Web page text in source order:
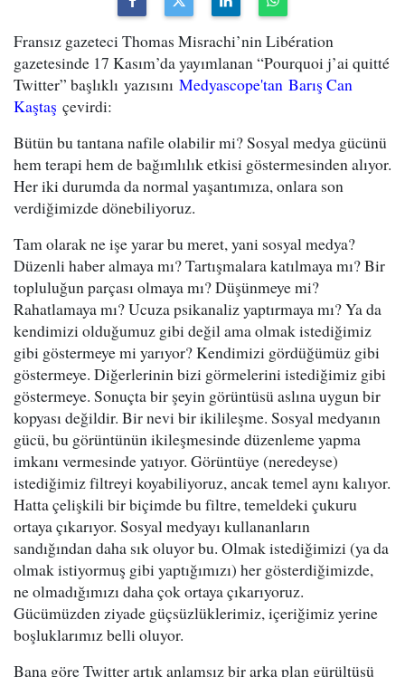
Fransız gazeteci Thomas Misrachi’nin Libération
gazetesinde 17 Kasım’da yayımlanan “Pourquoi j’ai quitté
Twitter” başlıklı yazısını Medyascope'tan Barış Can
Kaştaş çevirdi:
Bütün bu tantana nafile olabilir mi? Sosyal medya gücünü
hem terapi hem de bağımlılık etkisi göstermesinden alıyor.
Her iki durumda da normal yaşantımıza, onlara son
verdiğimizde dönebiliyoruz.
Tam olarak ne işe yarar bu meret, yani sosyal medya?
Düzenli haber almaya mı? Tartışmalara katılmaya mı? Bir
topluluğun parçası olmaya mı? Düşünmeye mi?
Rahatlamaya mı? Ucuza psikanaliz yaptırmaya mı? Ya da
kendimizi olduğumuz gibi değil ama olmak istediğimiz
gibi göstermeye mi yarıyor? Kendimizi gördüğümüz gibi
göstermeye. Diğerlerinin bizi görmelerini istediğimiz gibi
göstermeye. Sonuçta bir şeyin görüntüsü aslına uygun bir
kopyası değildir. Bir nevi bir ikilileşme. Sosyal medyanın
gücü, bu görüntünün ikileşmesinde düzenleme yapma
imkanı vermesinde yatıyor. Görüntüye (neredeyse)
istediğimiz filtreyi koyabiliyoruz, ancak temel aynı kalıyor.
Hatta çelişkili bir biçimde bu filtre, temeldeki çukuru
ortaya çıkarıyor. Sosyal medyayı kullananların
sandığından daha sık oluyor bu. Olmak istediğimizi (ya da
olmak istiyormuş gibi yaptığımızı) her gösterdiğimizde,
ne olmadığımızı daha çok ortaya çıkarıyoruz.
Gücümüzden ziyade güçsüzlüklerimiz, içeriğimiz yerine
boşluklarımız belli oluyor.
Bana göre Twitter artık anlamsız bir arka plan gürültüsü